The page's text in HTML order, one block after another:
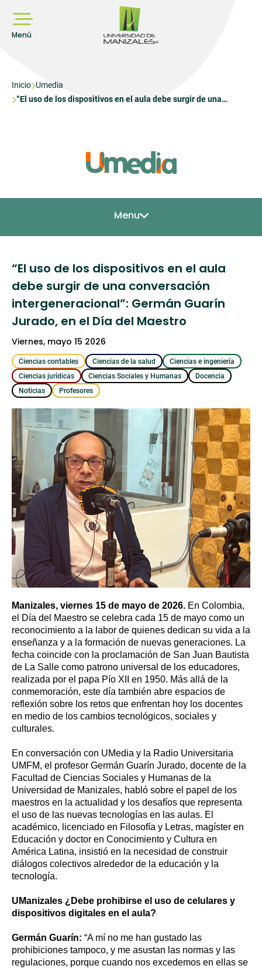
contenido
principal
Menú
Sobrescribir
enlaces
Inicio Umedia
“El uso de los dispositivos en el aula debe surgir de una
Menu
“El uso de los dispositivos en el aula
debe surgir de una conversación
intergeneracional”: Germán Guarín
Jurado, en el Día del Maestro
viernes, mayo 15 2026
Ciencias contables Ciencias de la salud
Ciencias e ingeniería
Ciencias jurídicas
Ciencias Sociales y Humanas
Docencia
Noticias
Profesores
Manizales, viernes 15 de mayo de 2026. En Colombia,
el Día del Maestro se celebra cada 15 de mayo como un
reconocimiento a la labor de quienes dedican su vida a la
enseñanza y a la formación de nuevas generaciones. La
fecha coincide con la proclamación de San Juan Bautista
de La Salle como patrono universal de los educadores,
realizada por el papa Pío XII en 1950. Más allá de la
conmemoración, este día también abre espacios de
reflexión sobre los retos que enfrentan hoy los docentes
en medio de los cambios tecnológicos, sociales y
culturales.
En conversación con UMedia y la Radio Universitaria
UMFM, el profesor Germán Guarín Jurado, docente de la
Facultad de Ciencias Sociales y Humanas de la
Universidad de Manizales, habló sobre el papel de los
maestros en la actualidad y los desafíos que representa
el uso de las nuevas tecnologías en las aulas. El
académico, licenciado en Filosofía y Letras, magíster en
Educación y doctor en Conocimiento y Cultura en
América Latina, insistió en la necesidad de construir
diálogos colectivos alrededor de la educación y la
tecnología.
UManizales ¿Debe prohibirse el uso de celulares y
dispositivos digitales en el aula?
Germán Guarín: “A mí no me han gustado las
prohibiciones tampoco, y me asustan las normas y las
regulaciones, porque cuando nos excedemos en ellas se